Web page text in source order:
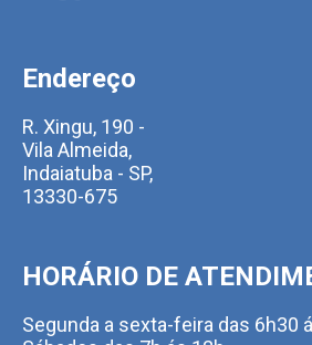
Endereço
R. Xingu, 190 -
Vila Almeida,
Indaiatuba - SP,
13330-675
HORÁRIO DE
Segunda a sexta-feira das 6h30